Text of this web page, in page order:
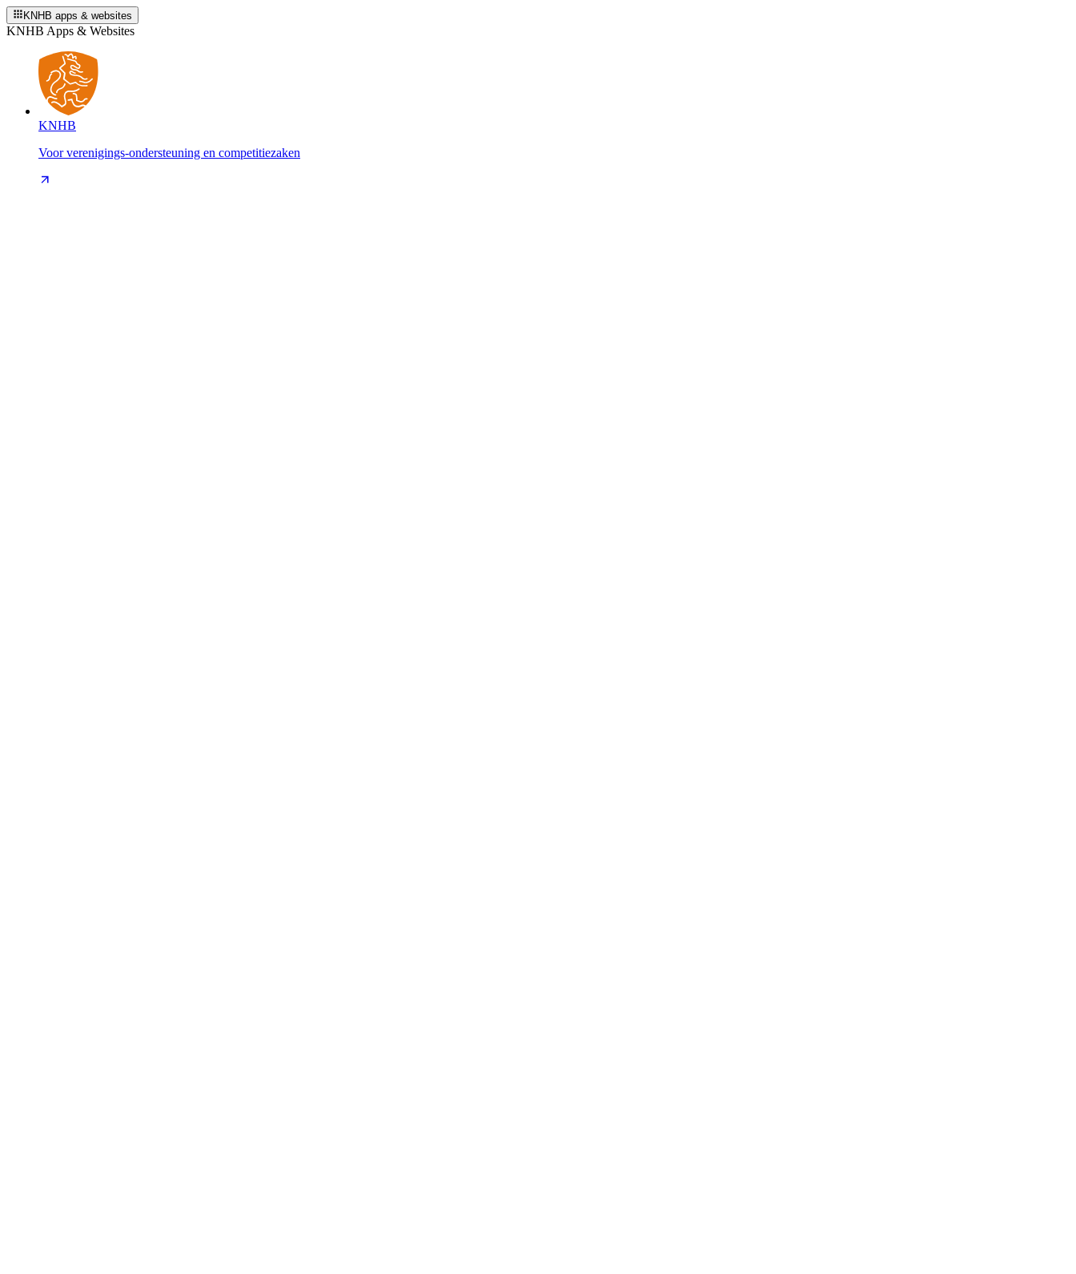
KNHB apps & websites
KNHB Apps & Websites
KNHB
Voor verenigings-ondersteuning en competitiezaken